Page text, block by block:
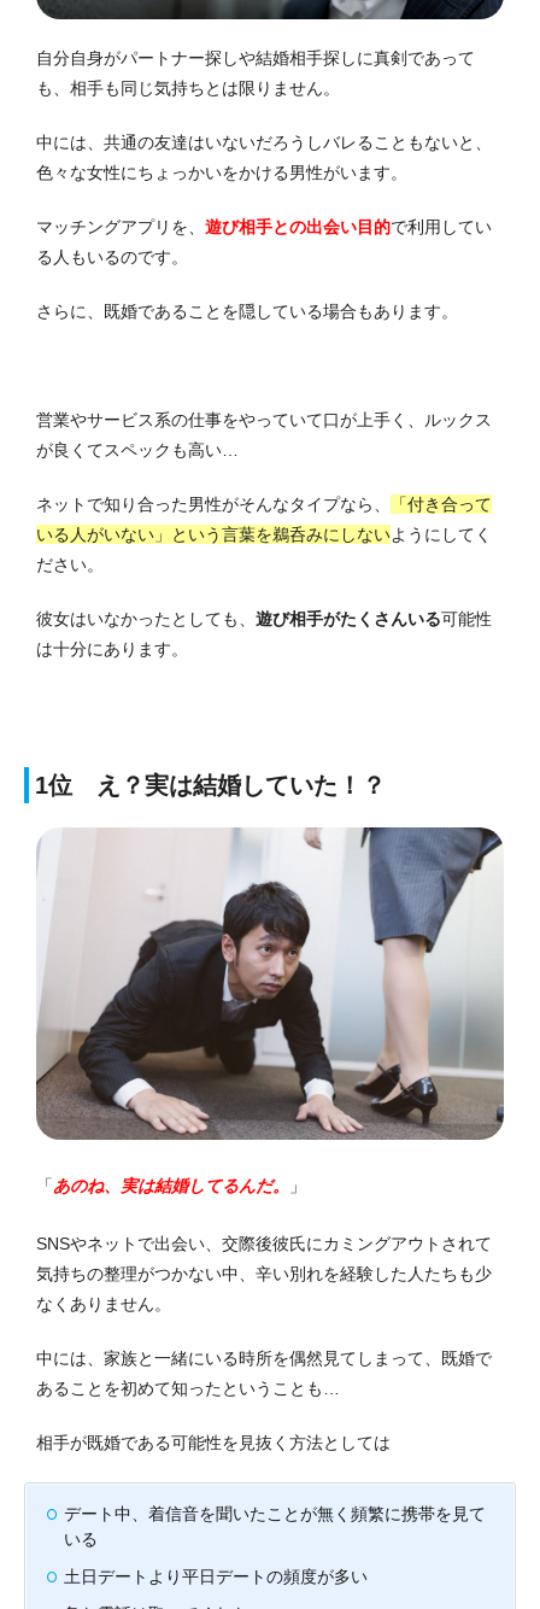
自分自身がパートナー探しや結婚相手探しに真剣であって
も、相手も同じ気持ちとは限りません。
中には、共通の友達はいないだろうしバレることもないと、
色々な女性にちょっかいをかける男性がいます。
マッチングアプリを、 遊び相手との出会い目的で利用してい
る人もいるのです。
さらに、既婚であることを隠している場合もあります。
営業やサービス系の仕事をやっていて口が上手く、
ルックス
が良くてスペックも高い…
ネットで知り合った男性がそんなタイプなら、
「付き合って
いる人がいない」
という言葉を鵜呑みにしないようにしてく
ださい。
彼女はいなかったとしても、 遊び相手がたくさんいる可能性
は十分にあります。
1位 え？実は結婚していた！？
「あのね、実は結婚してるんだ。 」
SNSやネットで出会い、交際後彼氏にカミングアウトされて
気持ちの整理がつかない中、辛い別れを経験した人たちも少
なくありません。
中には、家族と一緒にいる時所を偶然見てしまって、既婚で
あることを初めて知ったという ことも…
相手が既婚である可能性を見抜く方法としては
デート中、着信音を聞いたことが無く頻繁に携帯を見て
いる
土日デートより平日デートの頻度が多い